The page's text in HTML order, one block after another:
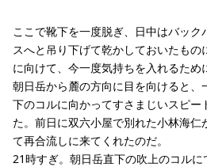
ここで靴下を一度脱ぎ、日中はバック
スへと吊り下げて乾かしておいたも
に向けて、今一度気持ちを入れるため
朝日岳から麓の方向に目を向けると、
下のコルに向かってすさまじいスピー
た。前日に双六小屋で別れた小林海仁
て再合流しに来てくれたのだ。
21時すぎ。朝日岳直下の吹上のコル